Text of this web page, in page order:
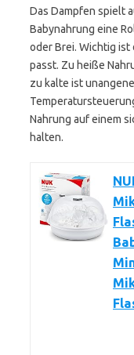
Das Dampfen spielt
Babynahrung eine
oder Brei. Wichtig ist
passt. Zu heiße
zu kalte ist
Nahrung auf einem
halten.